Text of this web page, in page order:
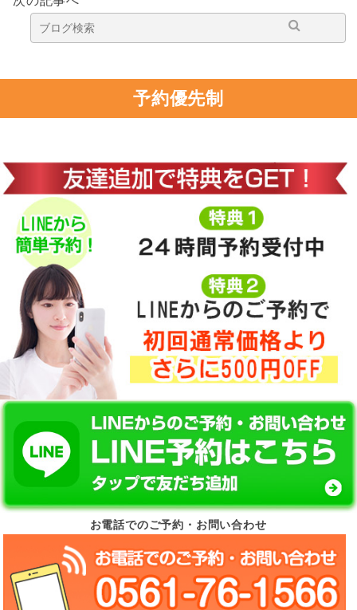
予約優先制
お電話でのご予約・お問い合わせ